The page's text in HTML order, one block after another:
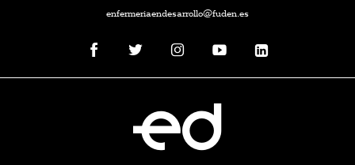
enfermeriaendesarrollo@fuden.es